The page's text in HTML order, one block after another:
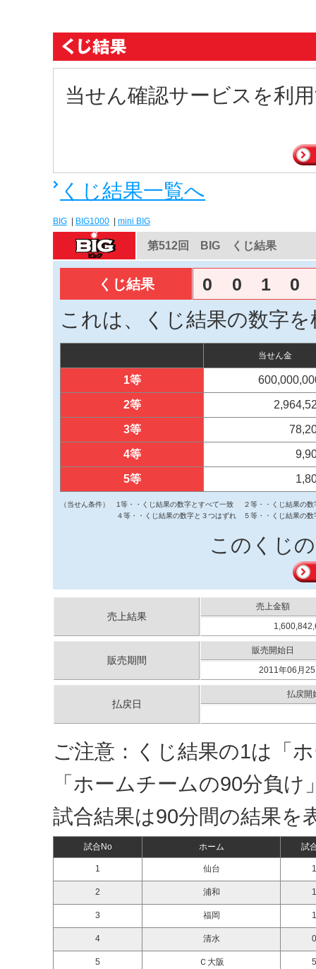
当せん確認サービスを利
くじ結果一覧へ
BIG BIG1000 mini BIG
第512回 BIG くじ結果
くじ結果 0 0 1 0
これは、くじ結果の数字
当せん金
1等
2等
3等
4等
5等
（当せん条件） 1等・・くじ結果の数字とすべて一致
２等・・くじ結果の
４等・・くじ結果の数字と３つはずれ
５等・・くじ結果の
このくじ
売上結果
売上金額
販売期間
販売開始日
2011年06月
払戻日
払戻開
ご注意：くじ結果の1は「
「ホームチームの90分負
試合結果は90分間の結果を
試合No ホーム 試
1 仙台
2 浦和
3 福岡
4 清水
5 Ｃ大阪